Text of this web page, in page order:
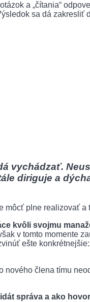
a „čítania“
sa dá zakresliť
vychádzať.
diriguje a
môcť plne realizovať
kvôli svojmu
v tomto momente
ešte konkrétnejšie:
nového člena tímu
správa a ako